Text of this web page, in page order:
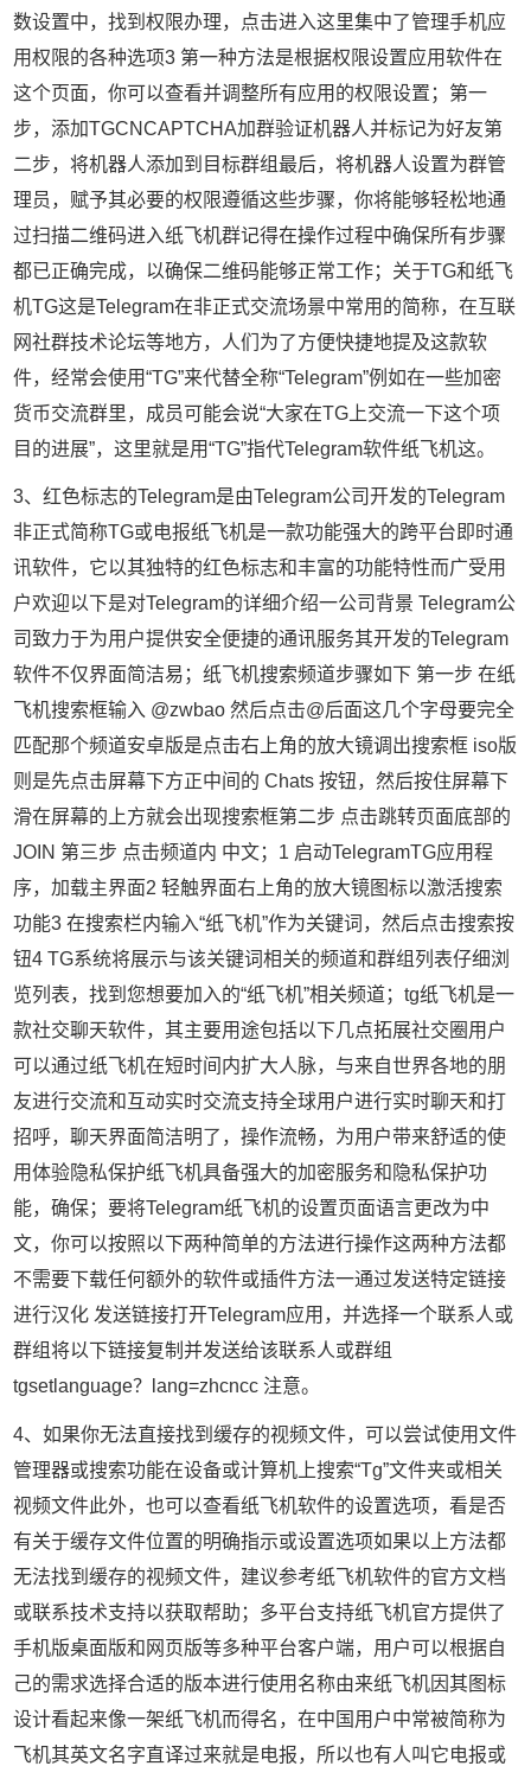
数设置中，找到权限办理，点击进入这里集中了管理手机应
用权限的各种选项3 第一种方法是根据权限设置应用软件在
这个页面，你可以查看并调整所有应用的权限设置；第一
步，添加TGCNCAPTCHA加群验证机器人并标记为好友第
二步，将机器人添加到目标群组最后，将机器人设置为群管
理员，赋予其必要的权限遵循这些步骤，你将能够轻松地通
过扫描二维码进入纸飞机群记得在操作过程中确保所有步骤
都已正确完成，以确保二维码能够正常工作；关于TG和纸飞
机TG这是Telegram在非正式交流场景中常用的简称，在互联
网社群技术论坛等地方，人们为了方便快捷地提及这款软
件，经常会使用“TG”来代替全称“Telegram”例如在一些加密
货币交流群里，成员可能会说“大家在TG上交流一下这个项
目的进展”，这里就是用“TG”指代Telegram软件纸飞机这。
3、红色标志的Telegram是由Telegram公司开发的Telegram
非正式简称TG或电报纸飞机是一款功能强大的跨平台即时通
讯软件，它以其独特的红色标志和丰富的功能特性而广受用
户欢迎以下是对Telegram的详细介绍一公司背景 Telegram公
司致力于为用户提供安全便捷的通讯服务其开发的Telegram
软件不仅界面简洁易；纸飞机搜索频道步骤如下 第一步 在纸
飞机搜索框输入 @zwbao 然后点击@后面这几个字母要完全
匹配那个频道安卓版是点击右上角的放大镜调出搜索框 iso版
则是先点击屏幕下方正中间的 Chats 按钮，然后按住屏幕下
滑在屏幕的上方就会出现搜索框第二步 点击跳转页面底部的
JOIN 第三步 点击频道内 中文；1 启动TelegramTG应用程
序，加载主界面2 轻触界面右上角的放大镜图标以激活搜索
功能3 在搜索栏内输入“纸飞机”作为关键词，然后点击搜索按
钮4 TG系统将展示与该关键词相关的频道和群组列表仔细浏
览列表，找到您想要加入的“纸飞机”相关频道；tg纸飞机是一
款社交聊天软件，其主要用途包括以下几点拓展社交圈用户
可以通过纸飞机在短时间内扩大人脉，与来自世界各地的朋
友进行交流和互动实时交流支持全球用户进行实时聊天和打
招呼，聊天界面简洁明了，操作流畅，为用户带来舒适的使
用体验隐私保护纸飞机具备强大的加密服务和隐私保护功
能，确保；要将Telegram纸飞机的设置页面语言更改为中
文，你可以按照以下两种简单的方法进行操作这两种方法都
不需要下载任何额外的软件或插件方法一通过发送特定链接
进行汉化 发送链接打开Telegram应用，并选择一个联系人或
群组将以下链接复制并发送给该联系人或群组
tgsetlanguage？lang=zhcncc 注意。
4、如果你无法直接找到缓存的视频文件，可以尝试使用文件
管理器或搜索功能在设备或计算机上搜索“Tg”文件夹或相关
视频文件此外，也可以查看纸飞机软件的设置选项，看是否
有关于缓存文件位置的明确指示或设置选项如果以上方法都
无法找到缓存的视频文件，建议参考纸飞机软件的官方文档
或联系技术支持以获取帮助；多平台支持纸飞机官方提供了
手机版桌面版和网页版等多种平台客户端，用户可以根据自
己的需求选择合适的版本进行使用名称由来纸飞机因其图标
设计看起来像一架纸飞机而得名，在中国用户中常被简称为
飞机其英文名字直译过来就是电报，所以也有人叫它电报或